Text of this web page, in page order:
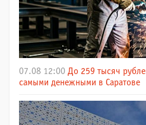
07.08 12:00 До 259 тысяч
самыми денежными в Саратове